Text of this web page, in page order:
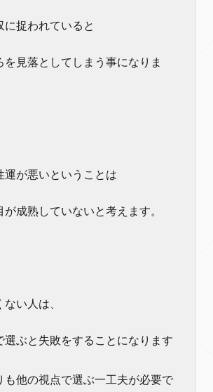
に捉われていると
を見落としてしまう事になりま
運が悪いということは
成熟していないと考えます。
い人は、
選ぶと失敗をすることになります
も他の視点で選ぶ一工夫が必要で